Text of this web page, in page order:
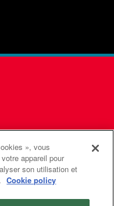
une agence de l'Église
Unies. Tous droits
», vous
appareil pour
son utilisation et
Cookie policy